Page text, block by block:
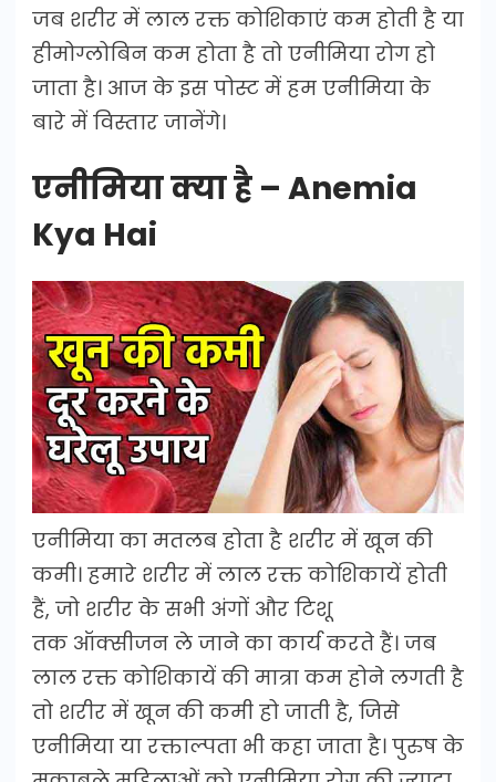
जब शरीर में लाल रक्त कोशिकाएं कम होती है या
हीमोग्लोबिन कम होता है तो एनीमिया रोग हो
जाता है। आज के इस पोस्ट में हम एनीमिया के
बारे में विस्तार जानेंगे।
एनीमिया क्या है – Anemia
Kya Hai
एनीमिया का मतलब होता है शरीर में खून की
कमी। हमारे शरीर में लाल रक्त कोशिकायें होती
हैं, जो शरीर के सभी अंगों और टिशू
तक ऑक्सीजन ले जाने का कार्य करते हैं। जब
लाल रक्त कोशिकायें की मात्रा कम होने लगती है
तो शरीर में खून की कमी हो जाती है, जिसे
एनीमिया या रक्ताल्पता भी कहा जाता है। पुरुष के